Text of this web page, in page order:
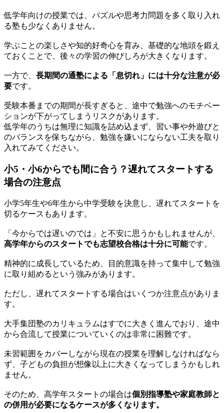
低学年向けの授業では、パズルや思考力問題を多く取り入れ
る塾も少なくありません。
学ぶことの楽しさや知的好奇心を育み、基礎的な地頭を鍛え
ておくことで、後々の学習の伸びしろが大きくなります。
一方で、 長期間の通塾による「息切れ」には十分な注意が必
要です。
受験本番までの期間が長すぎると、途中で勉強へのモチベー
ションが下がってしまうリスクがあります。
低学年のうちは無理に知識を詰め込まず、習い事や外遊びと
のバランスを保ちながら、勉強を嫌いにならない工夫を取り
入れてみてください。
小5・小6からでも間に合う？遅れてスタートする
場合の注意点
小学5年生や6年生から中学受験を決意し、遅れてスタートを
切るケースもあります。
「今からでは遅いのでは」と不安に思うかもしれませんが、
高学年からのスタートでも志望校合格は十分に可能です。
精神的に成長しているため、目的意識を持って集中して勉強
に取り組めるという強みがあります。
ただし、遅れてスタートする場合はいくつか注意点がありま
す。
大手集団塾のカリキュラムはすでに大きく進んでおり、途中
から合流して授業についていくのは非常に困難です。
未習範囲をカバーしながら現在の授業を理解しなければなら
ず、子どもの負担が想像以上に大きくなってしまうかもしれ
ません。
そのため、高学年スタートの場合は個別指導塾や家庭教師と
の併用が必要になるケースが多くなります。